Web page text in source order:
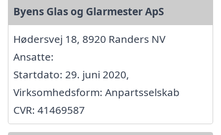
Byens Glas og Glarmester ApS
Hødersvej 18, 8920 Randers NV
Ansatte:
Startdato: 29. juni 2020,
Virksomhedsform: Anpartsselskab
CVR: 41469587